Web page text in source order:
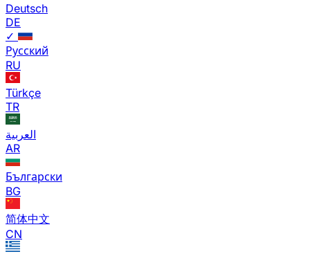
Deutsch
DE
✓
Русский
RU
Türkçe
TR
العربية
AR
Български
BG
简体中文
CN